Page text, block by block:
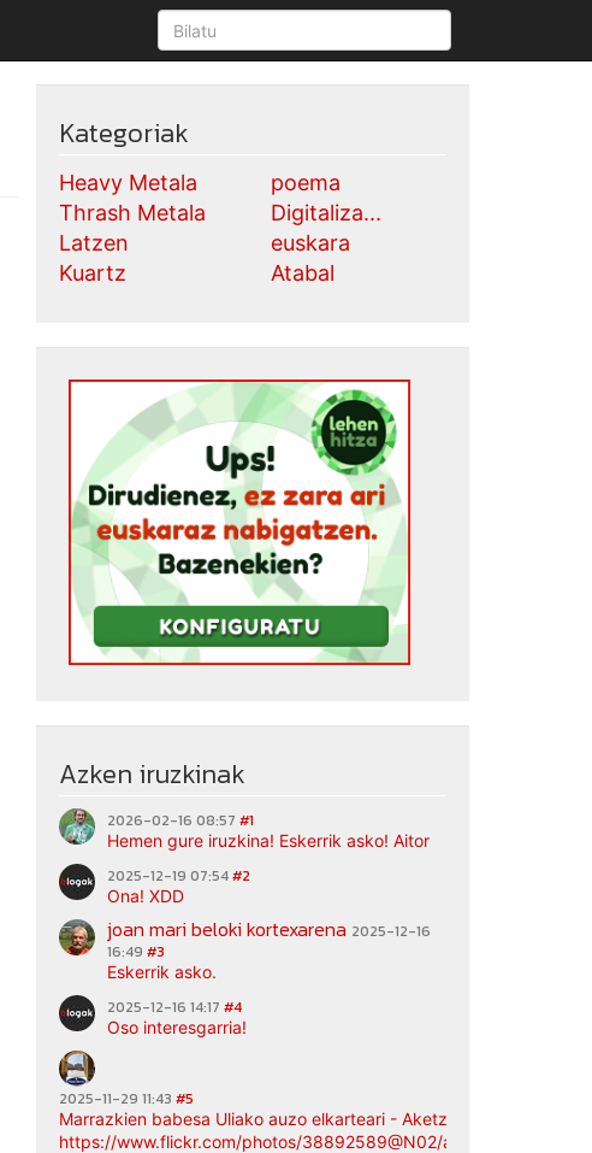
Kategoriak
Heavy Metala
Thrash Metala
Latzen
Kuartz
poema
Digitaliza...
euskara
Atabal
Azken iruzkinak
2026-02-16 08:57 #1
Hemen gure iruzkina! Eskerrik asko! Aitor
2025-12-19 07:54#2
Ona! XDD
joan mari beloki kortexarena 2025-12-16
16:49 #3
Eskerrik asko.
2025-12-16 14:17 #4
Oso interesgarria!
2025-11-29 11:43 #5
Marrazkien babesa Uliako auzo elkarteari - Aketz etxea (argazki
https://www.flickr.com/photos/38892589@N02/albums/